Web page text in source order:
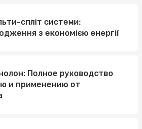
спліт системи:
з економією енергії
Полное руководство
и применению от